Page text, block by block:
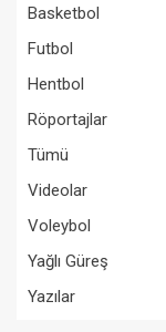
Basketbol
Futbol
Hentbol
Röportajlar
Tümü
Videolar
Voleybol
Yağlı Güreş
Yazılar